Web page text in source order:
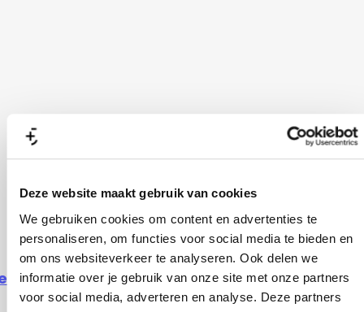
Deze website maakt gebruik van cookies
We gebruiken cookies om content en advertenties te
personaliseren, om functies voor social media te bieden en
om ons websiteverkeer te analyseren. Ook delen we
informatie over je gebruik van onze site met onze partners
voor social media, adverteren en analyse. Deze partners
alle locaties